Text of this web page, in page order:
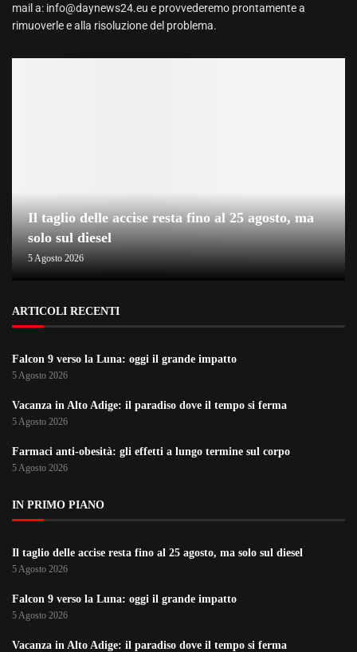
mail a: info@daynews24.eu e provvederemo prontamente a
rimuoverle e alla risoluzione del problema.
Il taglio delle accise resta fino al 25 agosto, ma
solo sul diesel
5 Agosto 2026
ARTICOLI RECENTI
Falcon 9 verso la Luna: oggi il grande impatto
5 Agosto 2026
Vacanza in Alto Adige: il paradiso dove il tempo si ferma
5 Agosto 2026
Farmaci anti-obesità: gli effetti a lungo termine sul corpo
5 Agosto 2026
IN PRIMO PIANO
Il taglio delle accise resta fino al 25 agosto, ma solo sul diesel
5 Agosto 2026
Falcon 9 verso la Luna: oggi il grande impatto
5 Agosto 2026
Vacanza in Alto Adige: il paradiso dove il tempo si ferma